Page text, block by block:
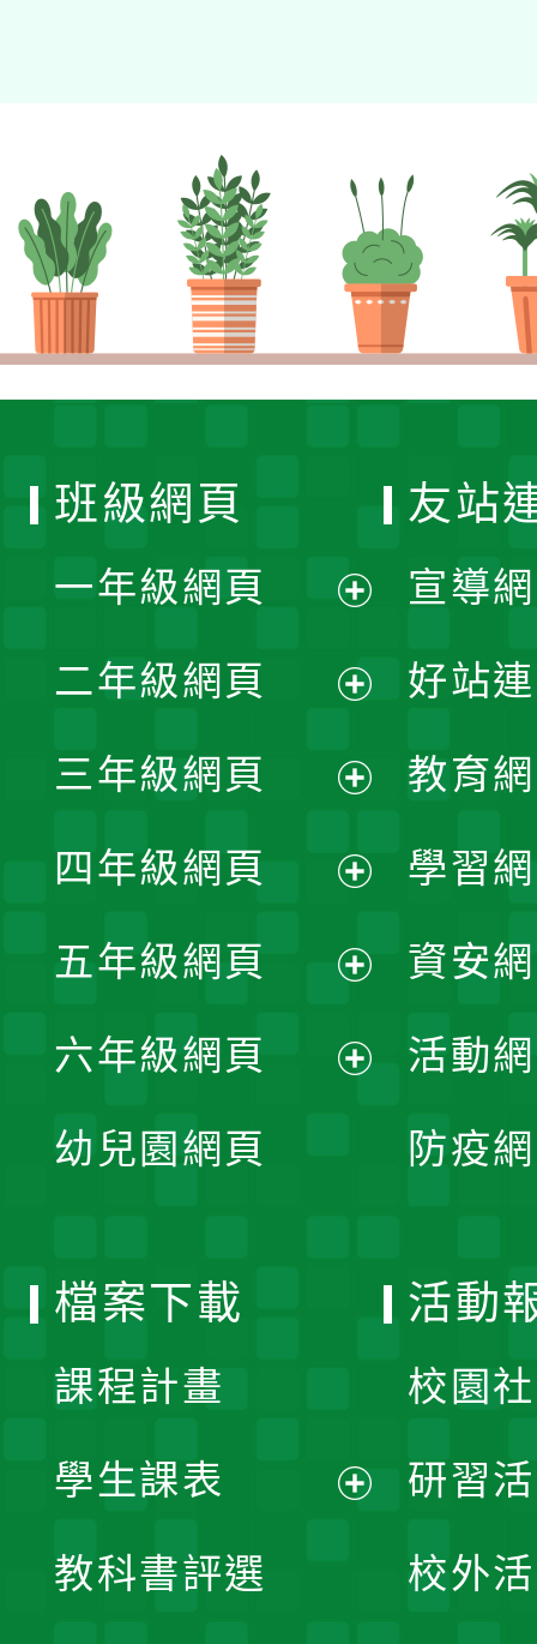
班級網頁
一年級網頁
開
選
單
二年級網頁
開
選
單
三年級網頁
開
選
單
四年級網頁
開
選
五年級網頁
開
六年級網頁
幼兒園網頁
友站
宣導
好站
教育
學習
資安
活動
防疫
檔案下載
課程計畫
學生課表
教科書評選
活動
校園
研習
校外